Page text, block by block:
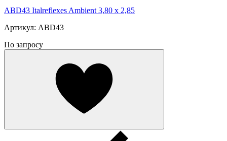
ABD43 Italreflexes Ambient 3,80 x 2,85
Артикул: ABD43
По запросу